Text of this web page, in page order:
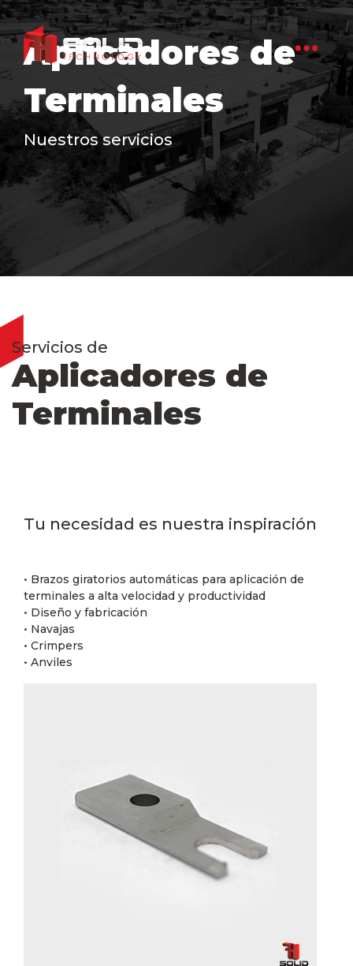
Aplicadores de
Terminales
Nuestros servicios
Servicios de
Aplicadores de
Terminales
Tu necesidad es nuestra inspiración
• Brazos giratorios automáticas para aplicación de
terminales a alta velocidad y productividad
• Diseño y fabricación
• Navajas
• Crimpers
• Anviles